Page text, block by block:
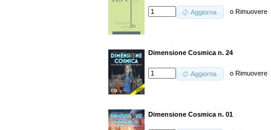
Aggiorna oRimuovere
Dimensione Cosmica n. 24
Aggiorna oRimuovere
Dimensione Cosmica n. 01